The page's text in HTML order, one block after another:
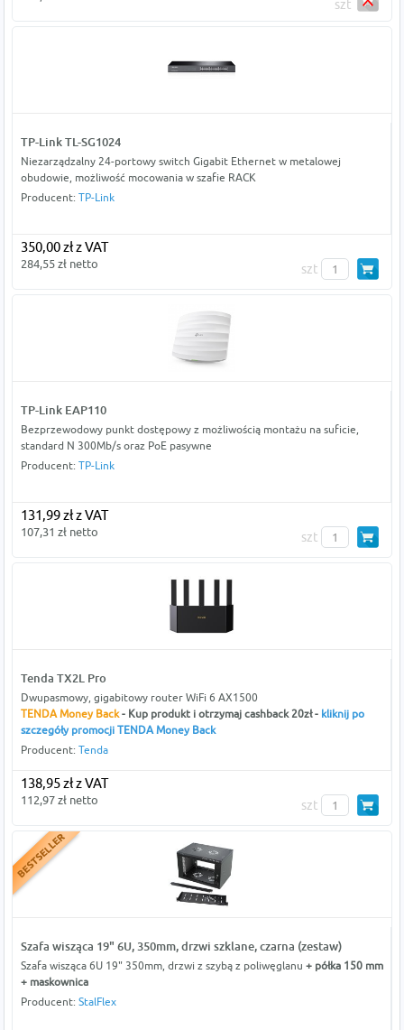
szt
TP-Link TL-SG1024
Niezarządzalny 24-portowy switch Gigabit Ethernet w metalowej
obudowie, możliwość mocowania w szafie RACK
Producent: TP-Link
350,00 zł z VAT
284,55 zł netto szt
TP-Link EAP110
Bezprzewodowy punkt dostępowy z możliwością montażu na suficie,
standard N 300Mb/s oraz PoE pasywne
Producent: TP-Link
131,99 zł z VAT
107,31 zł netto szt
Tenda TX2L Pro
Dwupasmowy, gigabitowy router WiFi 6 AX1500
TENDA Money Back- Kup produkt i otrzymaj cashback 20zł - kliknij po
szczegóły promocji TENDA Money Back
Producent: Tenda
138,95 zł z VAT
112,97 zł netto szt
Szafa wisząca 19" 6U, 350mm, drzwi szklane, czarna (zestaw)
Szafa wisząca 6U 19" 350mm, drzwi z szybą z poliwęglanu + półka 150 mm
+ maskownica
Producent: StalFlex